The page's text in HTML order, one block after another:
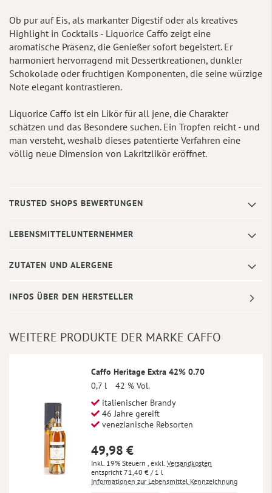
Ob pur auf Eis, als markanter Digestif oder als kreatives
Highlight in Cocktails - Liquorice Caffo zeigt eine
aromatische Präsenz, die Genießer sofort begeistert. Er
harmoniert hervorragend mit Dessertkreationen, dunkler
Schokolade oder fruchtigen Komponenten, die seine würzige
Note elegant kontrastieren.
Liquorice Caffo ist ein Likör für all jene, die Charakter
schätzen und das Besondere suchen. Ein Tropfen reicht - und
man versteht, weshalb dieses patentierte Verfahren eine
völlig neue Dimension von Lakritzlikör eröffnet.
TRUSTED SHOPS BEWERTUNGEN
LEBENSMITTELUNTERNEHMER
ZUTATEN UND ALERGENE
INFOS ÜBER DEN HERSTELLER
WEITERE PRODUKTE DER MARKE CAFFO
Caffo Heritage Extra 42% 0.70
0,7 l
42 % Vol.
italienischer Brandy
46 Jahre gereift
venezianische Rebsorten
49,98 €
Inkl. 19% Steuern , exkl. Versandkosten
71,40 € / 1 l
Informationen zur Lebensmittel Kennzeichnung